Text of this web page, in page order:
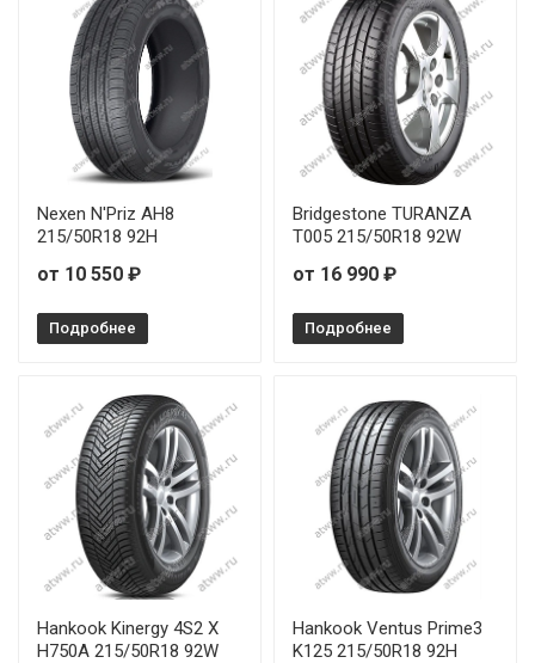
Nexen N'Priz AH8
215/50R18 92H
от 10 550 ₽
Подробнее
Bridgestone TURANZA
T005 215/50R18 92W
от 16 990 ₽
Подробнее
Hankook Kinergy 4S2 X
H750A 215/50R18 92W
Hankook Ventus Prime3
K125 215/50R18 92H